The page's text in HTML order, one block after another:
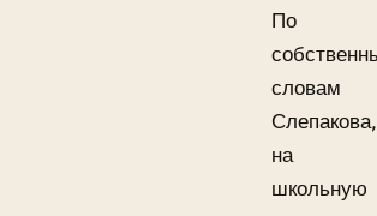
По
словам
Слепакова,
на
школьную